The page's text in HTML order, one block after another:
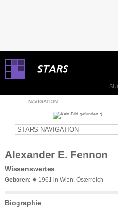
NAVIGATION
Alexander E. Fennon
Wissenswertes
Geboren: ✹ 1961 in Wien, Österreich
Biographie